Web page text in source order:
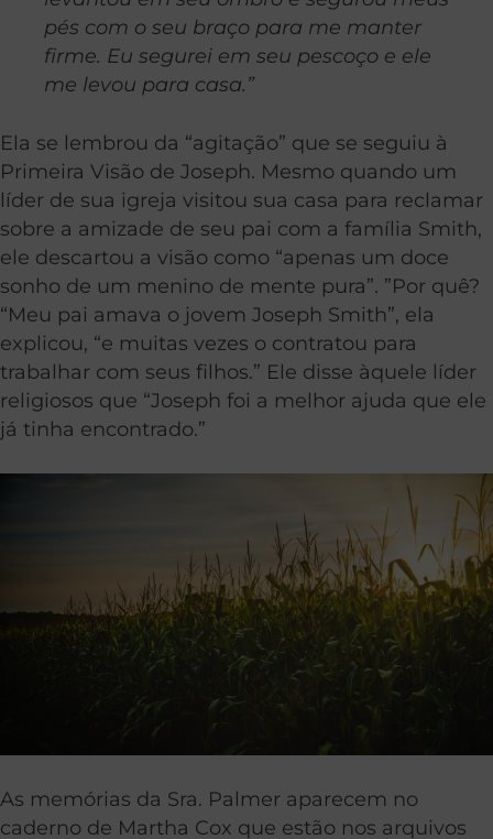
pés com o seu braço para me manter
firme. Eu segurei em seu pescoço e ele
me levou para casa.”
Ela se lembrou da “agitação” que se seguiu à
Primeira Visão de Joseph. Mesmo quando um
líder de sua igreja visitou sua casa para reclamar
sobre a amizade de seu pai com a família Smith,
ele descartou a visão como “apenas um doce
sonho de um menino de mente pura”. ”Por quê?
“Meu pai amava o jovem Joseph Smith”, ela
explicou, “e muitas vezes o contratou para
trabalhar com seus filhos.” Ele disse àquele líder
religiosos que “Joseph foi a melhor ajuda que ele
já tinha encontrado.”
As memórias da Sra. Palmer aparecem no
caderno de Martha Cox que estão nos arquivos